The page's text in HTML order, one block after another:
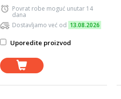
Povrat robe moguć unutar 14
dana
Dostavljamo već od 13.08.2026
Uporedite proizvod